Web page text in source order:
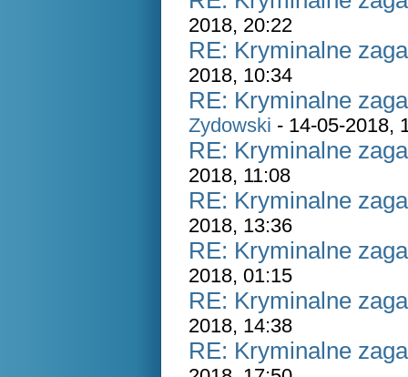
2018, 20:22
RE: Kryminalne
2018, 10:34
RE: Kryminalne
Zydowski - 14-05-2018,
RE: Kryminalne
2018, 11:08
RE: Kryminalne
2018, 13:36
RE: Kryminalne
2018, 01:15
RE: Kryminalne
2018, 14:38
RE: Kryminalne